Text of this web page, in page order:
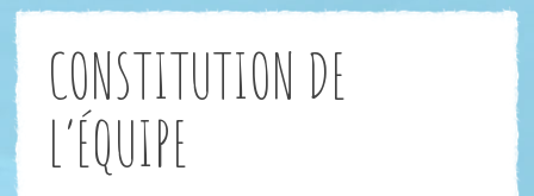
CONSTITUTION DE
L’ÉQUIPE